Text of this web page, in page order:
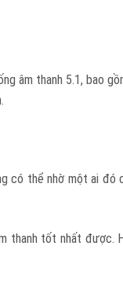
âm thanh 5.1, bao
có thể nhờ một ai đó
thanh tốt nhất được.